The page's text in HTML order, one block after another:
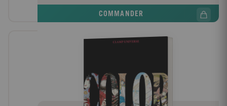
COMMANDER